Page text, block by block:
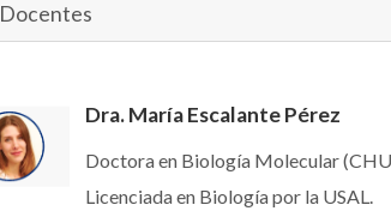
Docentes
Dra. María Escalante Pérez
Doctora en Biología Molecular
Licenciada en Biología por la USAL.